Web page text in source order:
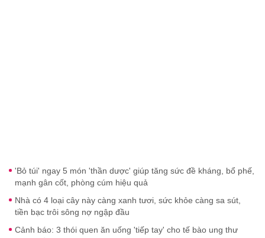
'Bỏ túi' ngay 5 món 'thần dược' giúp tăng sức đề kháng, bổ phế,
mạnh gân cốt, phòng cúm hiệu quả
Nhà có 4 loại cây này càng xanh tươi, sức khỏe càng sa sút,
tiền bạc trôi sông nợ ngập đầu
Cảnh báo: 3 thói quen ăn uống 'tiếp tay' cho tế bào ung thư